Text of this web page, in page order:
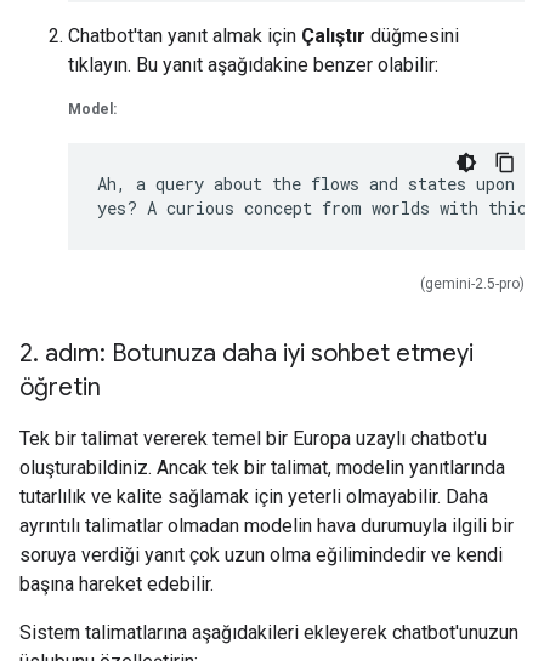
Chatbot'tan yanıt almak için Çalıştır düğmesini
tıklayın. Bu yanıt aşağıdakine benzer olabilir:
Model:
Ah, a query about the flows and states upon
(gemini-2.5-pro)
2. adım: Botunuza daha iyi sohbet etmeyi
öğretin
Tek bir talimat vererek temel bir Europa uzaylı chatbot'u
oluşturabildiniz. Ancak tek bir talimat, modelin yanıtlarında
tutarlılık ve kalite sağlamak için yeterli olmayabilir. Daha
ayrıntılı talimatlar olmadan modelin hava durumuyla ilgili bir
soruya verdiği yanıt çok uzun olma eğilimindedir ve kendi
başına hareket edebilir.
Sistem talimatlarına aşağıdakileri ekleyerek chatbot'unuzun